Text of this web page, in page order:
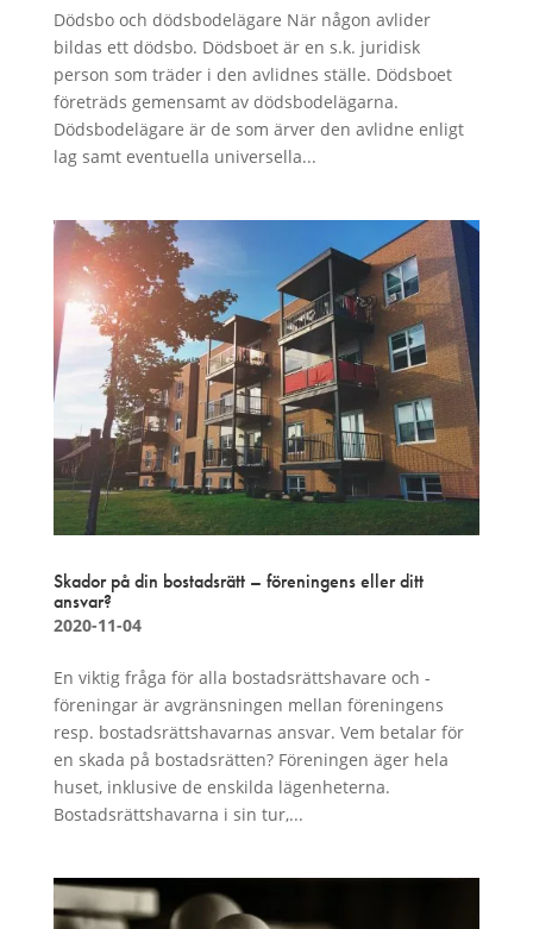
Dödsbo och dödsbodelägare När någon avlider
bildas ett dödsbo. Dödsboet är en s.k. juridisk
person som träder i den avlidnes ställe. Dödsboet
företräds gemensamt av dödsbodelägarna.
Dödsbodelägare är de som ärver den avlidne enligt
lag samt eventuella universella...
Skador på din bostadsrätt – föreningens eller ditt
ansvar?
2020-11-04
En viktig fråga för alla bostadsrättshavare och -
föreningar är avgränsningen mellan föreningens
resp. bostadsrättshavarnas ansvar. Vem betalar för
en skada på bostadsrätten? Föreningen äger hela
huset, inklusive de enskilda lägenheterna.
Bostadsrättshavarna i sin tur,...